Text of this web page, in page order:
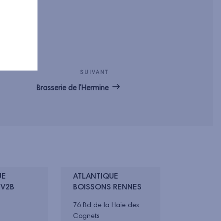
suivant
SUIVANT
Brasserie de l’Hermine
ATLANTIQUE
BOISSONS RENNES
76 Bd de la Haie des
Cognets